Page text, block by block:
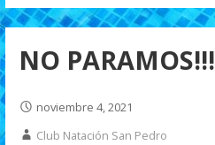
NO PARAMOS!!!
noviembre 4, 2021
Club Natación San Pedro